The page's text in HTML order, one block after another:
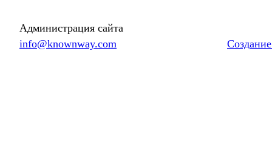
Администрация сайта
info@knownway.com